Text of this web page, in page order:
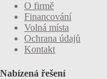
O firmě
Financování
Volná místa
Ochrana údajů
Kontakt
Nabízená řešení